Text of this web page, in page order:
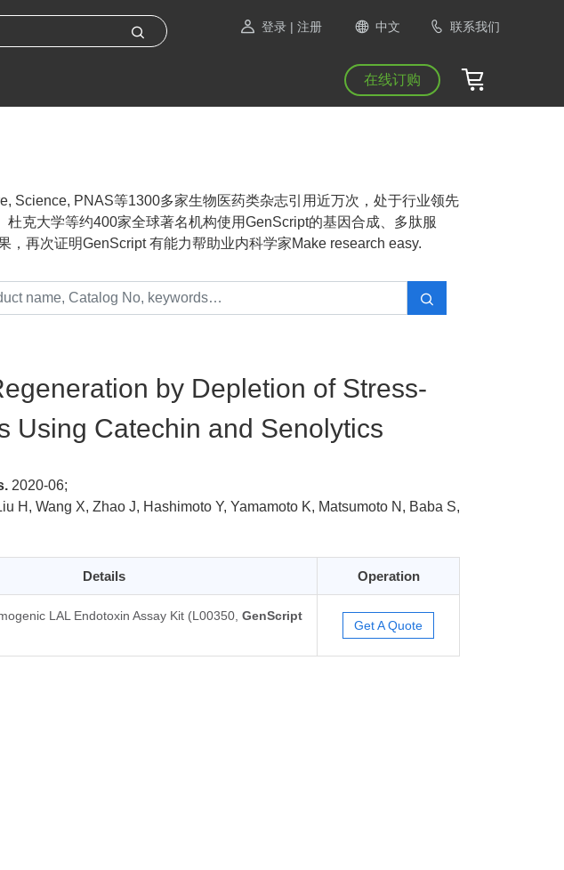
登录 | 注册 中文 联系我们
在线订购
Science, PNAS等1300多家生物医药类杂志引用近万次，处于行业领先
克大学等约400家全球著名机构使用GenScript的基因合成、多肽服
，再次证明GenScript 有能力帮助业内科学家Make research easy.
by Depletion of Stress-
Using Catechin and Senolytics
2020-06;
H, Wang X, Zhao J, Hashimoto Y, Yamamoto K, Matsumoto N, Baba S,
Details Operation
LAL Endotoxin Assay Kit (L00350, GenScript
Get A Quote